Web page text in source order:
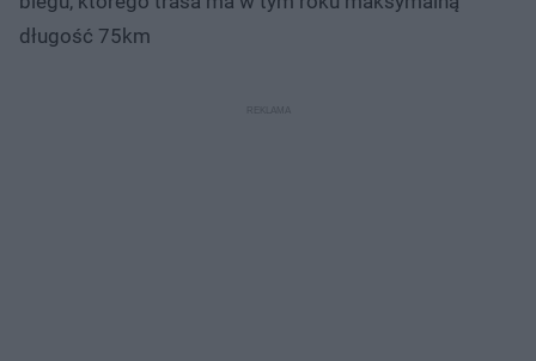
długość 75km